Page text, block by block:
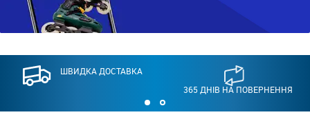
ШВИДКА ДОСТАВКА
365 ДНІВ НА ПОВЕРНЕННЯ